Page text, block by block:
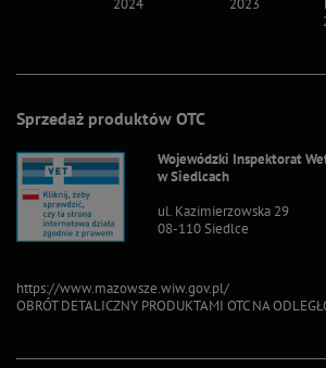
Sprzedaż produktów OTC
Wojewódzki Inspektorat
w Siedlcach
ul. Kazimierzowska 29
08-110 Siedlce
https://www.mazowsze.wiw.gov.pl/
OBRÓT DETALICZNY PRODUKTAMI OTC NA